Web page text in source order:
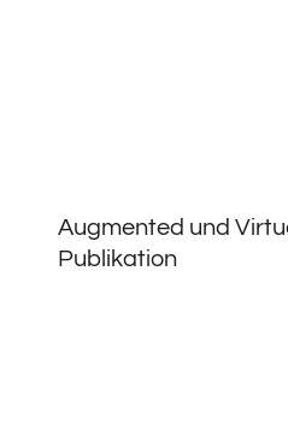
Augmented und
Publikation